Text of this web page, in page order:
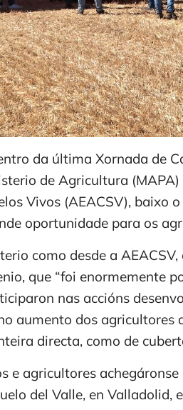
da última Xornada de
de Agricultura
Vivos (AEACSV), baixo
oportunidade para os
como desde a
que “foi enormemente
nas accións
aumento dos agricultores
directa, como de
e agricultores
del Valle, en Valladolid,